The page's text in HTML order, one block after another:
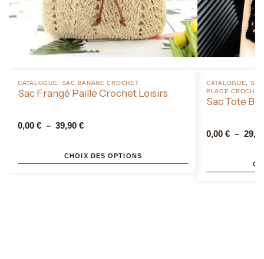
CATALOGUE SAC BANANE CROCHET
Sac Frangé Paille Crochet Loisirs
0,00 € – 39,90 €
CHOIX DES OPTIONS
CATALOGUE
PLAGE CROCHET
Sac Tote
0,00 € –